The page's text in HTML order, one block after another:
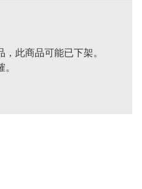
此商品可能已下架。